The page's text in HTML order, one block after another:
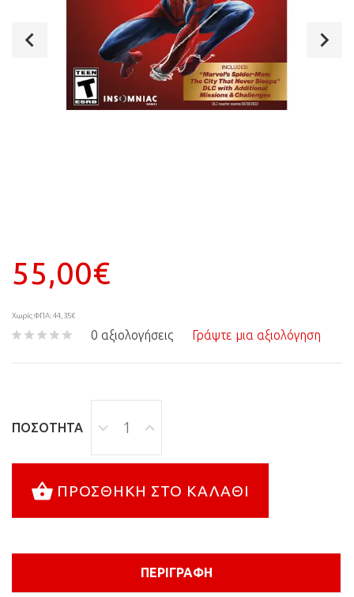
55,00€
Χωρίς ΦΠΑ: 44,35€
0 αξιολογήσεις Γράψτε μια αξιολόγηση
ΠΟΣΌΤΗΤΑ
ΠΡΟΣΘΉΚΗ ΣΤΟ ΚΑΛΆΘΙ
ΠΕΡΙΓΡΑΦΉ